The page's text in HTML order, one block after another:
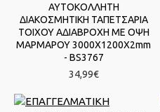
ΑΥΤΟΚΟΛΛΗΤΗ
ΔΙΑΚΟΣΜΗΤΙΚΗ ΤΑΠΕΤΣΑΡΙΑ
ΤΟΙΧΟΥ ΑΔΙΑΒΡΟΧΗ ΜΕ ΟΨΗ
ΜΑΡΜΑΡΟΥ 3000Χ1200Χ2mm
- BS3767
34,99€